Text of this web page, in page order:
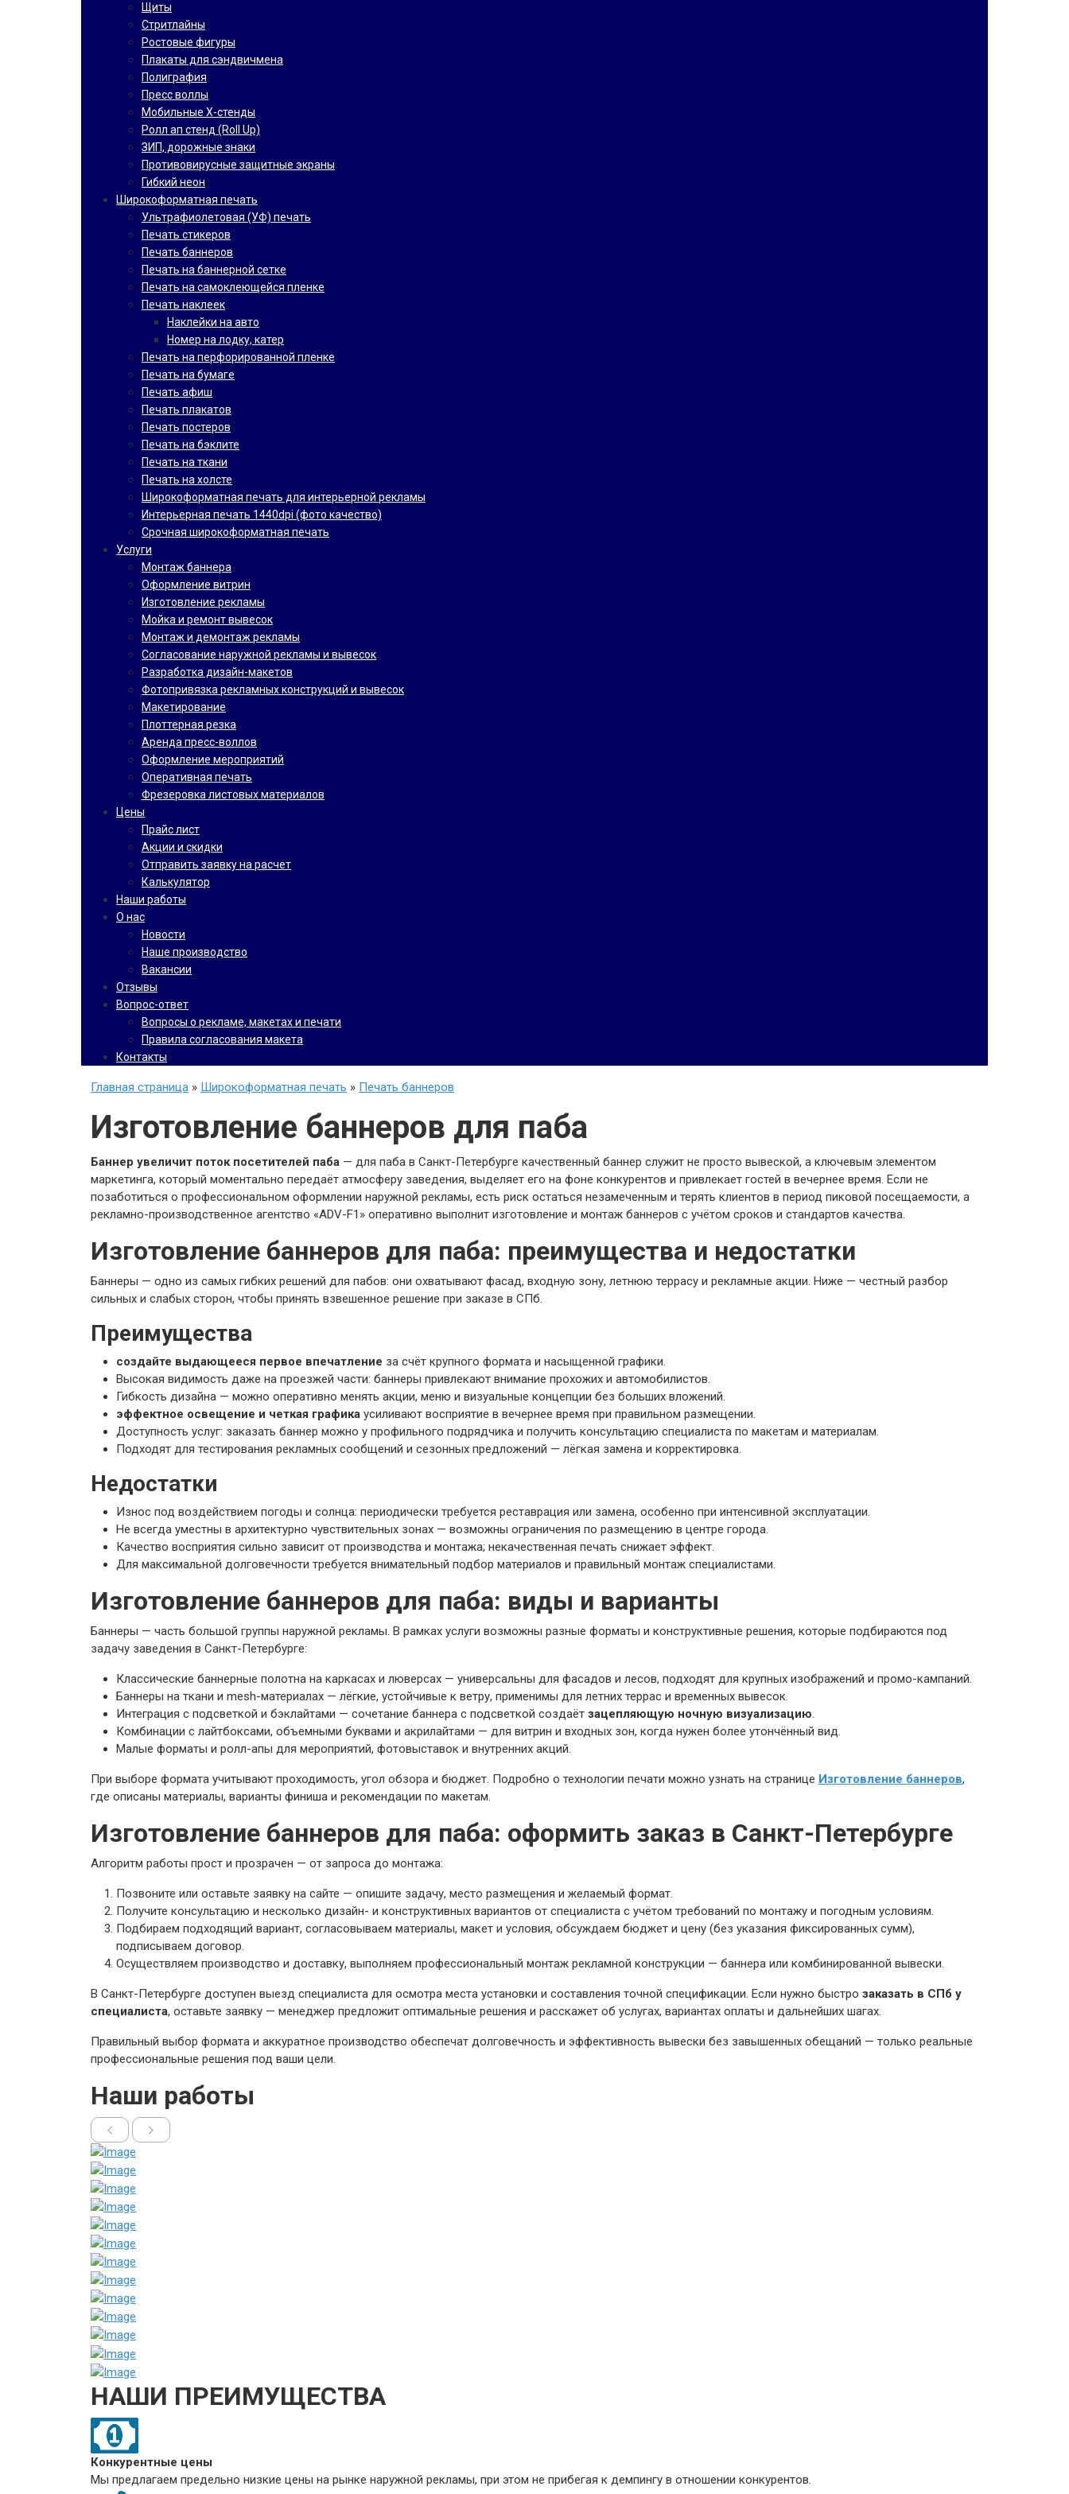
Щиты
Стритлайны
Ростовые фигуры
Плакаты для сэндвичмена
Полиграфия
Пресс воллы
Мобильные Х-стенды
Ролл ап стенд (Roll Up)
ЗИП, дорожные знаки
Противовирусные защитные экраны
Гибкий неон
Широкоформатная печать
Ультрафиолетовая (УФ) печать
Печать стикеров
Печать баннеров
Печать на баннерной сетке
Печать на самоклеющейся пленке
Печать наклеек
Наклейки на авто
Номер на лодку, катер
Печать на перфорированной пленке
Печать на бумаге
Печать афиш
Печать плакатов
Печать постеров
Печать на бэклите
Печать на ткани
Печать на холсте
Широкоформатная печать для интерьерной рекламы
Интерьерная печать 1440dpi (фото качество)
Срочная широкоформатная печать
Услуги
Монтаж баннера
Оформление витрин
Изготовление рекламы
Мойка и ремонт вывесок
Монтаж и демонтаж рекламы
Согласование наружной рекламы и вывесок
Разработка дизайн-макетов
Фотопривязка рекламных конструкций и вывесок
Макетирование
Плоттерная резка
Аренда пресс-воллов
Оформление мероприятий
Оперативная печать
Фрезеровка листовых материалов
Цены
Прайс лист
Акции и скидки
Отправить заявку на расчет
Калькулятор
Наши работы
О нас
Новости
Наше производство
Вакансии
Отзывы
Вопрос-ответ
Вопросы о рекламе, макетах и печати
Правила согласования макета
Контакты
Главная страница » Широкоформатная печать » Печать баннеров
Изготовление баннеров для паба
Баннер увеличит поток посетителей паба — для паба в Санкт-Петербурге качественный баннер служит не просто вывеской, а ключевым элементом
маркетинга, который моментально передаёт атмосферу заведения, выделяет его на фоне конкурентов и привлекает гостей в вечернее время. Если не
позаботиться о профессиональном оформлении наружной рекламы, есть риск остаться незамеченным и терять клиентов в период пиковой посещаемости, а
рекламно-производственное агентство «ADV-F1» оперативно выполнит изготовление и монтаж баннеров с учётом сроков и стандартов качества.
Изготовление баннеров для паба: преимущества и недостатки
Баннеры — одно из самых гибких решений для пабов: они охватывают фасад, входную зону, летнюю террасу и рекламные акции. Ниже — честный разбор
сильных и слабых сторон, чтобы принять взвешенное решение при заказе в СПб.
Преимущества
создайте выдающееся первое впечатление за счёт крупного формата и насыщенной графики.
Высокая видимость даже на проезжей части: баннеры привлекают внимание прохожих и автомобилистов.
Гибкость дизайна — можно оперативно менять акции, меню и визуальные концепции без больших вложений.
эффектное освещение и четкая графика усиливают восприятие в вечернее время при правильном размещении.
Доступность услуг: заказать баннер можно у профильного подрядчика и получить консультацию специалиста по макетам и материалам.
Подходят для тестирования рекламных сообщений и сезонных предложений — лёгкая замена и корректировка.
Недостатки
Износ под воздействием погоды и солнца: периодически требуется реставрация или замена, особенно при интенсивной эксплуатации.
Не всегда уместны в архитектурно чувствительных зонах — возможны ограничения по размещению в центре города.
Качество восприятия сильно зависит от производства и монтажа; некачественная печать снижает эффект.
Для максимальной долговечности требуется внимательный подбор материалов и правильный монтаж специалистами.
Изготовление баннеров для паба: виды и варианты
Баннеры — часть большой группы наружной рекламы. В рамках услуги возможны разные форматы и конструктивные решения, которые подбираются под
задачу заведения в Санкт-Петербурге:
Классические баннерные полотна на каркасах и люверсах — универсальны для фасадов и лесов, подходят для крупных изображений и промо-кампаний.
Баннеры на ткани и mesh-материалах — лёгкие, устойчивые к ветру, применимы для летних террас и временных вывесок.
Интеграция с подсветкой и бэклайтами — сочетание баннера с подсветкой создаёт зацепляющую ночную визуализацию.
Комбинации с лайтбоксами, объемными буквами и акрилайтами — для витрин и входных зон, когда нужен более утончённый вид.
Малые форматы и ролл-апы для мероприятий, фотовыставок и внутренних акций.
При выборе формата учитывают проходимость, угол обзора и бюджет. Подробно о технологии печати можно узнать на странице Изготовление баннеров,
где описаны материалы, варианты финиша и рекомендации по макетам.
Изготовление баннеров для паба: оформить заказ в Санкт-Петербурге
Алгоритм работы прост и прозрачен — от запроса до монтажа:
Позвоните или оставьте заявку на сайте — опишите задачу, место размещения и желаемый формат.
Получите консультацию и несколько дизайн- и конструктивных вариантов от специалиста с учётом требований по монтажу и погодным условиям.
Подбираем подходящий вариант, согласовываем материалы, макет и условия, обсуждаем бюджет и цену (без указания фиксированных сумм),
подписываем договор.
Осуществляем производство и доставку, выполняем профессиональный монтаж рекламной конструкции — баннера или комбинированной вывески.
В Санкт-Петербурге доступен выезд специалиста для осмотра места установки и составления точной спецификации. Если нужно быстро заказать в СПб у
специалиста, оставьте заявку — менеджер предложит оптимальные решения и расскажет об услугах, вариантах оплаты и дальнейших шагах.
Правильный выбор формата и аккуратное производство обеспечат долговечность и эффективность вывески без завышенных обещаний — только реальные
профессиональные решения под ваши цели.
Наши работы
НАШИ ПРЕИМУЩЕСТВА
Конкурентные цены
Мы предлагаем предельно низкие цены на рынке наружной рекламы, при этом не прибегая к демпингу в отношении конкурентов.